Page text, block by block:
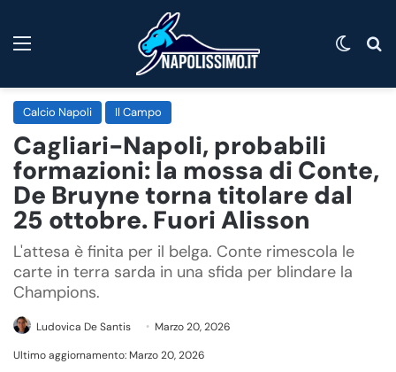
Calcio Napoli Il Campo
Cagliari-Napoli, probabili
formazioni: la mossa di Conte,
De Bruyne torna titolare dal
25 ottobre. Fuori Alisson
L'attesa è finita per il belga. Conte rimescola le
carte in terra sarda in una sfida per blindare la
Champions.
Ludovica De Santis
Marzo 20, 2026
Ultimo aggiornamento: Marzo 20, 2026